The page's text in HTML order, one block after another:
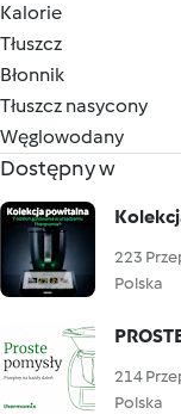
Kalorie
Tłuszcz
Błonnik
Tłuszcz nasycony
Węglowodany
Dostępny w
223
Polska
214
Polska